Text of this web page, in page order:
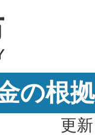
の根
更